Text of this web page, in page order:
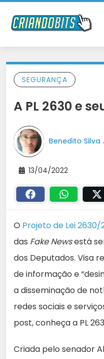
SEGURANÇA
A PL 2630 e
Benedito Silva
13/04/2022
O Projeto de Lei 2630/
das Fake Newsestá
dos Deputados. Visa
de informação e
a disseminação de
redes sociais e
post, conheça a PL
Criada pelo senador